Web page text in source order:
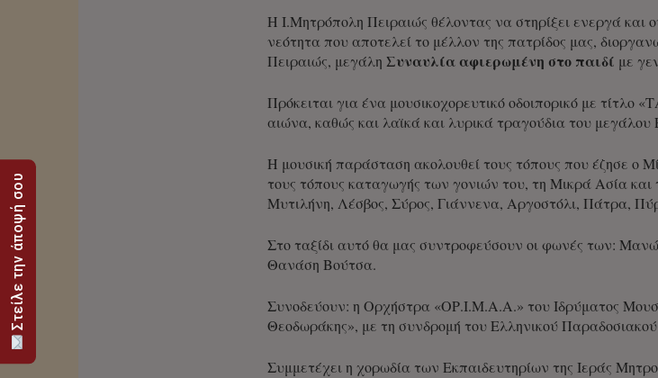
H Ι.Μητρόπολη Πειραιώς θέλοντας να στηρίξει ενεργά και
νεότητα που αποτελεί το μέλλον της πατρίδος μας,
Πειραιώς, μεγάλη Συναυλία αφιερωμένη στο παιδί με
Πρόκειται για ένα μουσικοχορευτικό οδοιπορικό με
αιώνα, καθώς και λαϊκά και λυρικά τραγούδια του
Η μουσική παράσταση ακολουθεί τους τόπους που έζησε ο
τους τόπους καταγωγής των γονιών του, τη Μικρά Ασία και
Μυτιλήνη, Λέσβος, Σύρος, Γιάννενα, Αργοστόλι, Πάτρα,
Στο ταξίδι αυτό θα μας συντροφεύσουν οι φωνές των:
Θανάση Βούτσα.
Συνοδεύουν: η Ορχήστρα «ΟΡ.Ι.Μ.Α.Α.» του Ιδρύματος
Θεοδωράκης», με τη συνδρομή του Ελληνικού
Συμμετέχει η χορωδία των Εκπαιδευτηρίων της Ιεράς
Στείλε την άποψή σου